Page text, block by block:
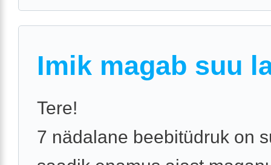
Imik magab suu
Tere!
7 nädalane beebitüdruk on